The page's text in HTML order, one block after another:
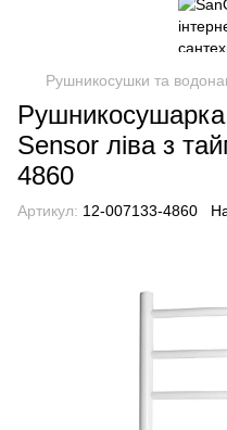
Рушникосушки та
Sensor ліва з
4860
Артикул: 12-007133-4860